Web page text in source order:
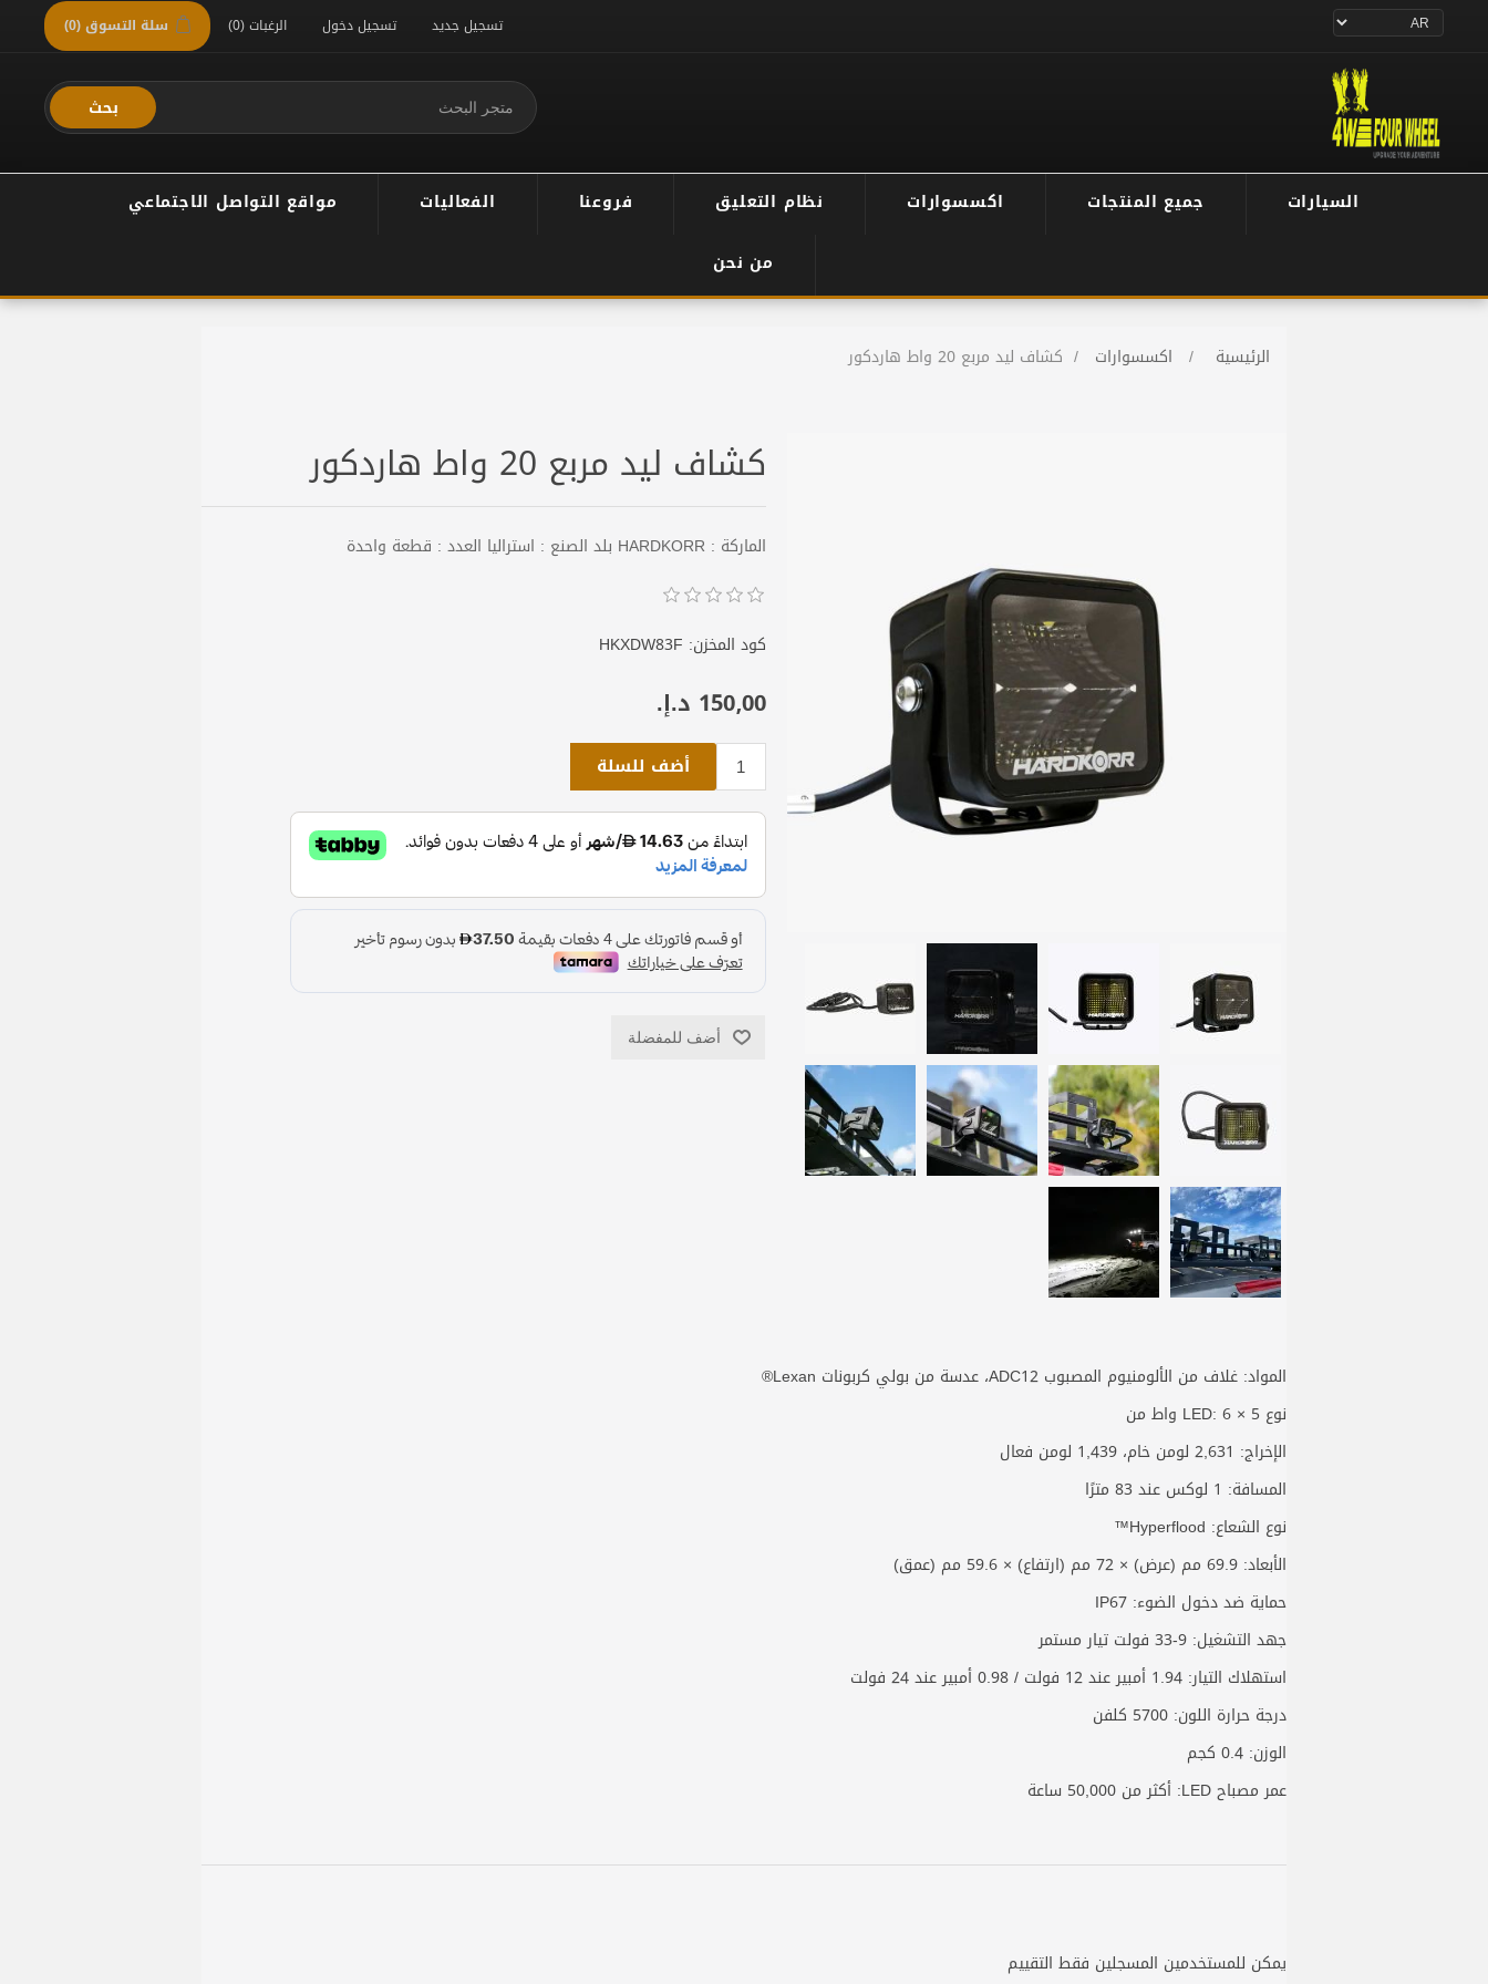
تسجيل جديد تسجيل دخول الرغبات(0) سلة التسوق(0)
بحث
السيارات جميع المنتجات اكسسوارات نظام التعليق فروعنا الفعاليات مواقع التواصل الاجتماعي
من نحن
الرئيسية / اكسسوارات / كشاف ليد مربع 20 واط هاردكور
كشاف ليد مربع 20 واط هاردكور
الماركة : HARDKORR بلد الصنع : استراليا العدد : قطعة واحدة
كود المخزن: HKXDW83F
150٫00 د.إ.‏
أضف للسلة
أضف للمفضلة
المواد: غلاف من الألومنيوم المصبوب ADC12، عدسة من بولي كربونات Lexan®
نوع LED: 6 × 5 واط من
الإخراج: 2,631 لومن خام، 1,439 لومن فعال
المسافة: 1 لوكس عند 83 مترًا
نوع الشعاع: Hyperflood™
الأبعاد: 69.9 مم (عرض) × 72 مم (ارتفاع) × 59.6 مم (عمق)
حماية ضد دخول الضوء: IP67
جهد التشغيل: 9-33 فولت تيار مستمر
استهلاك التيار: 1.94 أمبير عند 12 فولت / 0.98 أمبير عند 24 فولت
درجة حرارة اللون: 5700 كلفن
الوزن: 0.4 كجم
عمر مصباح LED: أكثر من 50,000 ساعة
يمكن للمستخدمين المسجلين فقط التقييم